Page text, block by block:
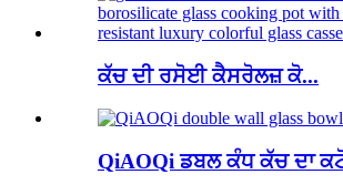
ਕੱਚ ਦੀ ਰਸੋਈ ਕੈਸਰੋਲਜ਼ ਕੋ...
QiAOQi ਡਬਲ ਕੰਧ ਕੱਚ ਦਾ